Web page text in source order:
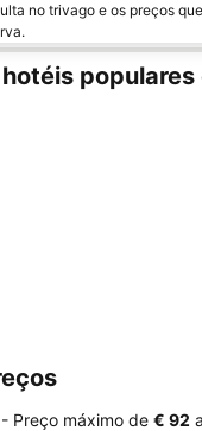
no trivago e os preços
populares
Preço máximo de ‎€ 92